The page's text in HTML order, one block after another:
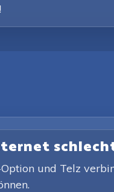
und Telz